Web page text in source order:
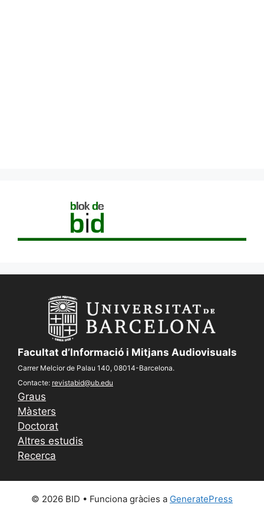
Facultat d’Informació i Mitjans Audiovisuals
Carrer Melcior de Palau 140, 08014-Barcelona.
Contacte: revistabid@ub.edu
Graus
Màsters
Doctorat
Altres estudis
Recerca
© 2026 BID • Funciona gràcies a GeneratePress